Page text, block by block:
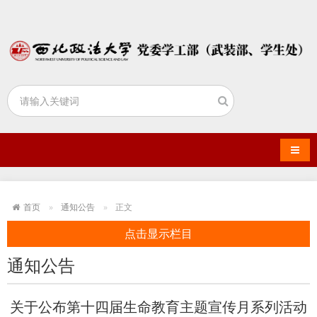
导航
首页 通知公告 正文
点击显示栏目
通知公告
关于公布第十四届生命教育主题宣传月系列活动